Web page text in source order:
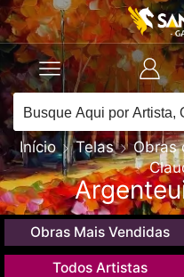
Início Telas Obras
Obras Mais Vendidas
Todos Artistas